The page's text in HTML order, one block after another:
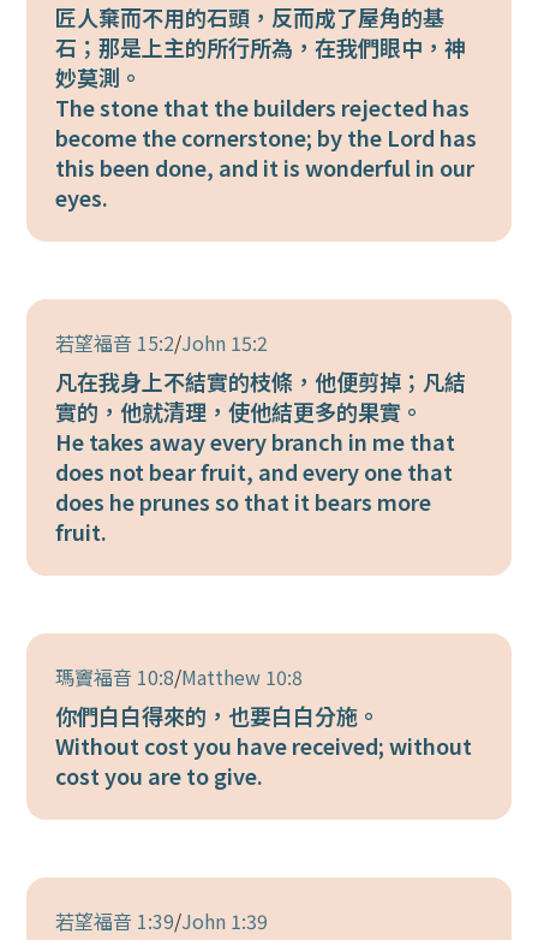
匠人棄而不用的石頭，反而成了屋角的基
石；那是上主的所行所為，在我們眼中，神
妙莫測。
The stone that the builders rejected has
become the cornerstone; by the Lord has
this been done, and it is wonderful in our
eyes.
若望福音 15:2/John 15:2
凡在我身上不結實的枝條，他便剪掉；凡結
實的，他就清理，使他結更多的果實。
He takes away every branch in me that
does not bear fruit, and every one that
does he prunes so that it bears more
fruit.
瑪竇福音 10:8/Matthew 10:8
你們白白得來的，也要白白分施。
Without cost you have received; without
cost you are to give.
若望福音 1:39/John 1:39